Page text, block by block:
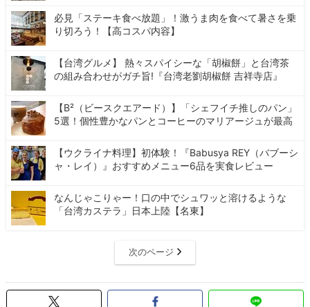
必見「ステーキ食べ放題」！激うま肉を食べて暑さを乗
り切ろう！【高コスパ内容】
【台湾グルメ】 熱々スパイシーな「胡椒餅」と台湾茶
の組み合わせがガチ旨!『台湾老劉胡椒餅 吉祥寺店』
【B²（ビースクエアード）】「シェフイチ推しのパン」
5選！個性豊かなパンとコーヒーのマリアージュが最高
【ウクライナ料理】初体験！『Babusya REY（バブーシ
ャ・レイ）』おすすめメニュー6品を実食レビュー
なんじゃこりゃー！口の中でシュワッと溶けるような
「台湾カステラ」日本上陸【名東】
次のページ